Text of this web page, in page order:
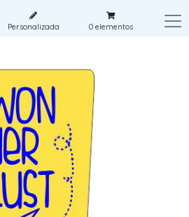
Personalizada 0elementos